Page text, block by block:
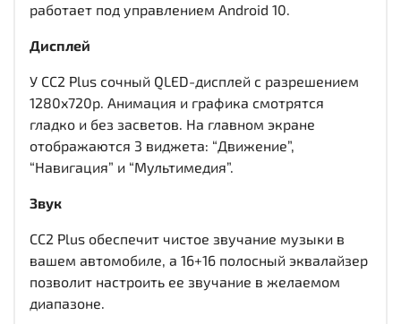
работает под управлением Android 10.
Дисплей
У CC2 Plus сочный QLED-дисплей c разрешением
1280x720р. Анимация и графика смотрятся
гладко и без засветов. На главном экране
отображаются 3 виджета: “Движение”,
“Навигация” и “Мультимедия”.
Звук
CC2 Plus обеспечит чистое звучание музыки в
вашем автомобиле, а 16+16 полосный эквалайзер
позволит настроить ее звучание в желаемом
диапазоне.